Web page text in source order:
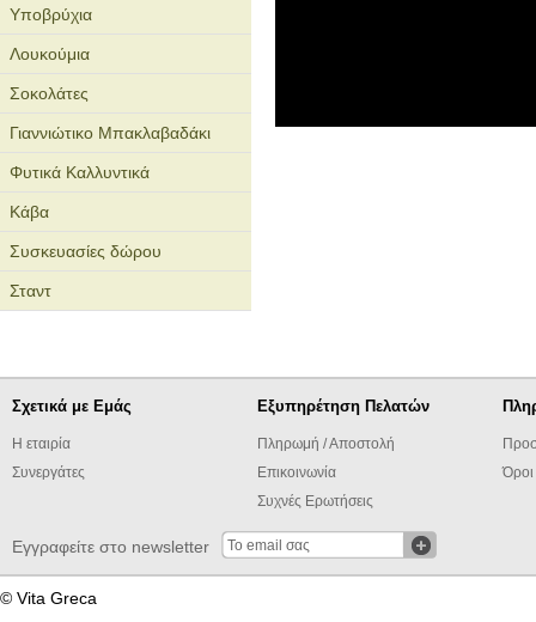
Υποβρύχια
Λουκούμια
Σοκολάτες
Γιαννιώτικο Μπακλαβαδάκι
Φυτικά Καλλυντικά
Κάβα
Συσκευασίες δώρου
Σταντ
Σχετικά με Εμάς
Η εταιρία
Συνεργάτες
Εξυπηρέτηση Πελατών
Πληρωμή / Αποστολή
Επικοινωνία
Συχνές Ερωτήσεις
Εγγραφείτε στο newsletter
© Vita Greca